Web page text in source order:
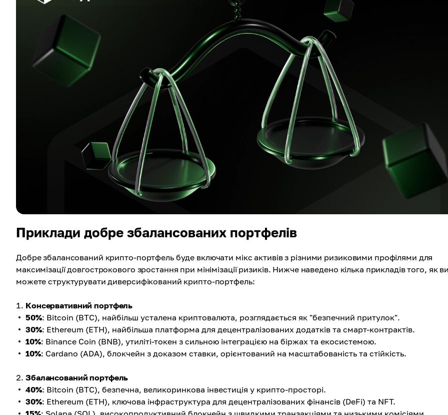
Приклади добре збалансованих портфелів
Добре збалансований крипто-портфель буде включати мікс активів з різними ризиковими профілями для
максимізації довгострокового зростання при мінімізації ризиків. Нижче наведено кілька прикладів того, як
можете структурувати диверсифікований крипто-портфель:
Консервативний портфель
50%: Bitcoin (BTC), найбільш усталена криптовалюта, розглядається як "безпечний притулок".
30%: Ethereum (ETH), найбільша платформа для децентралізованих додатків та смарт-контрактів.
10%: Binance Coin (BNB), утиліті-токен з сильною інтеграцією на біржах та екосистемою.
10%: Cardano (ADA), блокчейн з доказом ставки, орієнтований на масштабованість та стійкість.
Збалансований портфель
40%: Bitcoin (BTC), безпечна, великоринкова інвестиція у крипто-просторі.
30%: Ethereum (ETH), ключова інфраструктура для децентралізованих фінансів (DeFi) та NFT.